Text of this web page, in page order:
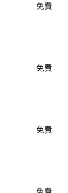
免費
免費
免費